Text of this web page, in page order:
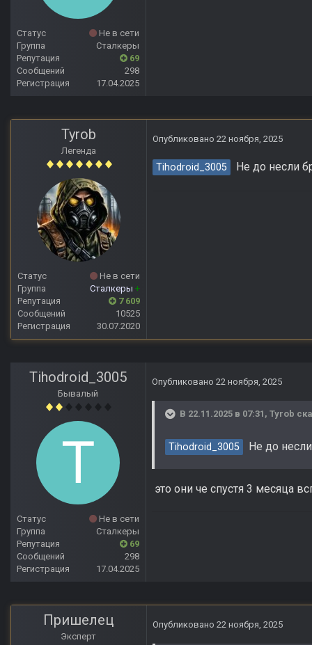
Статус
Не в сети
Группа
Сталкеры
Репутация
69
Сообщений
298
Регистрация
17.04.2025
Tyrob
Легенда
Статус
Не в сети
Группа
Сталкеры +
Репутация
7 609
Сообщений
10525
Регистрация
30.07.2020
Опубликовано 22 ноября, 2025
Tihodroid_3005 Не до несли
Tihodroid_3005
Бывалый
Статус
Не в сети
Группа
Сталкеры
Репутация
69
Сообщений
298
Регистрация
17.04.2025
Опубликовано 22 ноября, 2025
В 22.11.2025 в 07:31, Tyrob
Tihodroid_3005 Не до
это они че спустя 3 месяца
Пришелец
Эксперт
Опубликовано 22 ноября, 2025